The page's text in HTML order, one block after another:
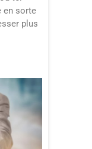
en sorte
plus